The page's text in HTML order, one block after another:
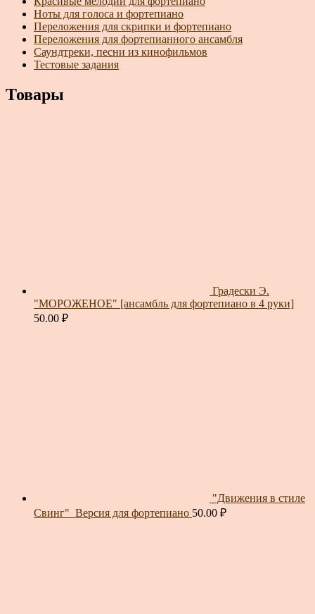
Ноты для голоса и фортепиано
Переложения для скрипки и фортепиано
Переложения для фортепианного ансамбля
Саундтреки, песни из кинофильмов
Тестовые задания
Товары
Градески Э.
"МОРОЖЕНОЕ" [ансамбль для фортепиано в 4 руки]
50.00 ₽
"Движения в стиле
Свинг"_Версия для фортепиано 50.00 ₽